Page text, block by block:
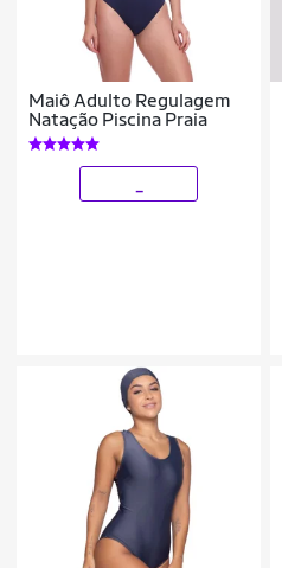
Maiô Adulto Regulagem
Natação Piscina Praia